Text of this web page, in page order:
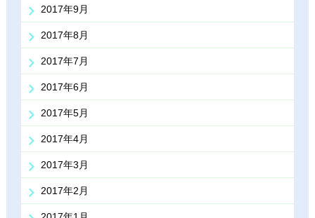
2017年9月
2017年8月
2017年7月
2017年6月
2017年5月
2017年4月
2017年3月
2017年2月